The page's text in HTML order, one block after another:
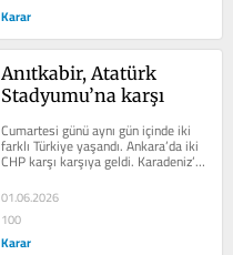
Karar
Anıtkabir, Atatürk
Stadyumu’na karşı
Cumartesi günü aynı gün içinde iki
farklı Türkiye yaşandı. Ankara’da iki
CHP karşı karşıya geldi. Karadeniz’de
husumet yüzünden...
01.06.2026
100
Karar